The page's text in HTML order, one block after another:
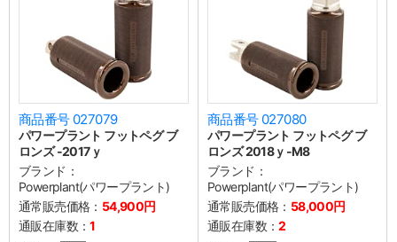
商品番号 027079
パワープラント フットペグ ブ
ロンズ -2017ｙ
ブランド：
Powerplant(パワープラント)
通常販売価格： 54,900円
通販在庫数：1
商品番号 027080
パワープラント フットペグ ブ
ロンズ 2018ｙ-M8
ブランド：
Powerplant(パワープラント)
通常販売価格： 58,000円
通販在庫数：2